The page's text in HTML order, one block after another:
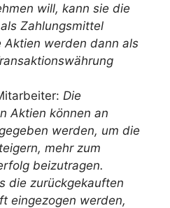
will, kann sie die
Zahlungsmittel
Aktien werden dann als
Die
Aktien können an
werden, um die
mehr zum
beizutragen.
die zurückgekauften
eingezogen werden,